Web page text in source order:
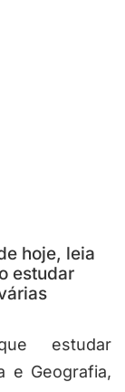
hoje, leia
estudar
estudar
e Geografia,